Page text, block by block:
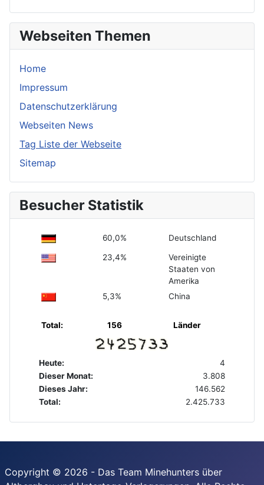
Webseiten Themen
Home
Impressum
Datenschutzerklärung
Webseiten News
Tag Liste der Webseite
Sitemap
Besucher Statistik
60,0% Deutschland
23,4%
Vereinigte
Staaten von
Amerika
5,3%
China
Total: 156 Länder
Heute:
4
Dieser Monat:
3.808
Dieses Jahr:
146.562
Total:
2.425.733
Copyright © 2026 - Das Team Minehunters über